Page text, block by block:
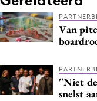
Van
''Niet
snelst